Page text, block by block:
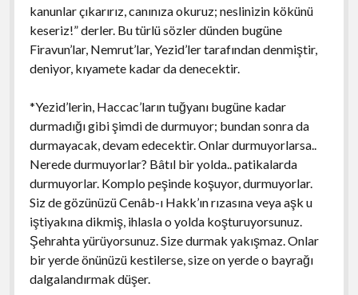
kanunlar çıkarırız, canınıza okuruz; neslinizin kökünü
keseriz!” derler. Bu türlü sözler dünden bugüne
Firavun’lar, Nemrut’lar, Yezid’ler tarafından denmiştir,
deniyor, kıyamete kadar da denecektir.
*Yezid’lerin, Haccac’ların tuğyanı bugüne kadar
durmadığı gibi şimdi de durmuyor; bundan sonra da
durmayacak, devam edecektir. Onlar durmuyorlarsa..
Nerede durmuyorlar? Bâtıl bir yolda.. patikalarda
durmuyorlar. Komplo peşinde koşuyor, durmuyorlar.
Siz de gözünüzü Cenâb-ı Hakk’ın rızasına veya aşk u
iştiyakına dikmiş, ihlasla o yolda koşturuyorsunuz.
Şehrahta yürüyorsunuz. Size durmak yakışmaz. Onlar
bir yerde önünüzü kestilerse, size on yerde o bayrağı
dalgalandırmak düşer.